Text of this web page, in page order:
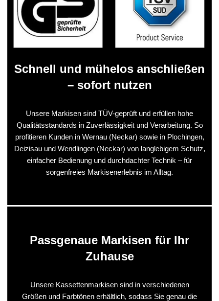
Schnell und mühelos anschließen
– sofort nutzen
Unsere Markisen sind TÜV-geprüft und erfüllen hohe
Qualitätsstandards in Zuverlässigkeit und Verarbeitung. So
profitieren Kunden in Wernau (Neckar) sowie in Plochingen,
Deizisau und Wendlingen (Neckar) von langlebigem Schutz,
einfacher Bedienung und durchdachter Technik – für
sorgenfreies Markisenerlebnis im Alltag.
Passgenaue Markisen für Ihr
Zuhause
Unsere Kassettenmarkisen sind in verschiedenen
Größen und Farbtönen erhältlich, sodass Sie genau die